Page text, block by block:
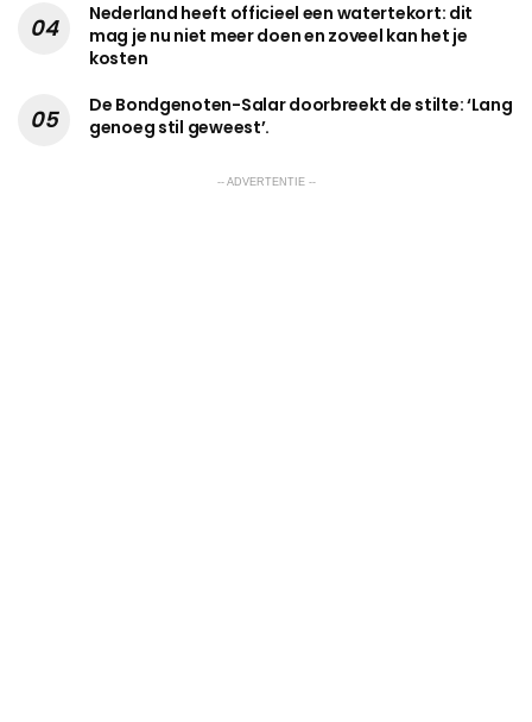
Nederland heeft officieel een watertekort: dit
mag je nu niet meer doen en zoveel kan het je
kosten
De Bondgenoten-Salar doorbreekt de stilte: ‘Lang
genoeg stil geweest’.
-- ADVERTENTIE --